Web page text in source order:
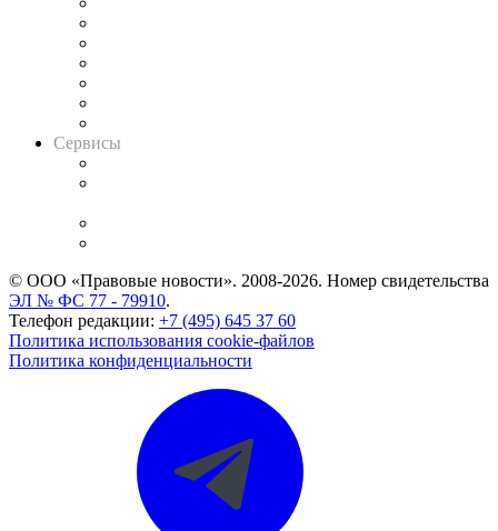
Сервисы
© ООО «Правовые новости». 2008-2026. Номер свидетельства
ЭЛ № ФС 77 - 79910.
Телефон редакции: +7 (495) 645 37 60
Политика использования cookie-файлов
Политика конфиденциальности